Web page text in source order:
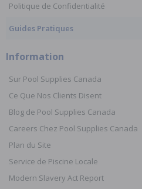
Politique de Confidentialité
Guides Pratiques
Information
Sur Pool Supplies Canada
Ce Que Nos Clients Disent
Blog de Pool Supplies Canada
Careers Chez Pool Supplies Canada
Plan du Site
Service de Piscine Locale
Modern Slavery Act Report